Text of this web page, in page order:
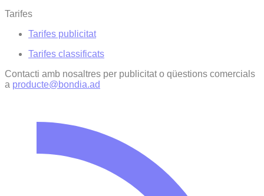
Tarifes
Tarifes publicitat
Tarifes classificats
Contacti amb nosaltres per publicitat o qüestions comercials
a producte@bondia.ad